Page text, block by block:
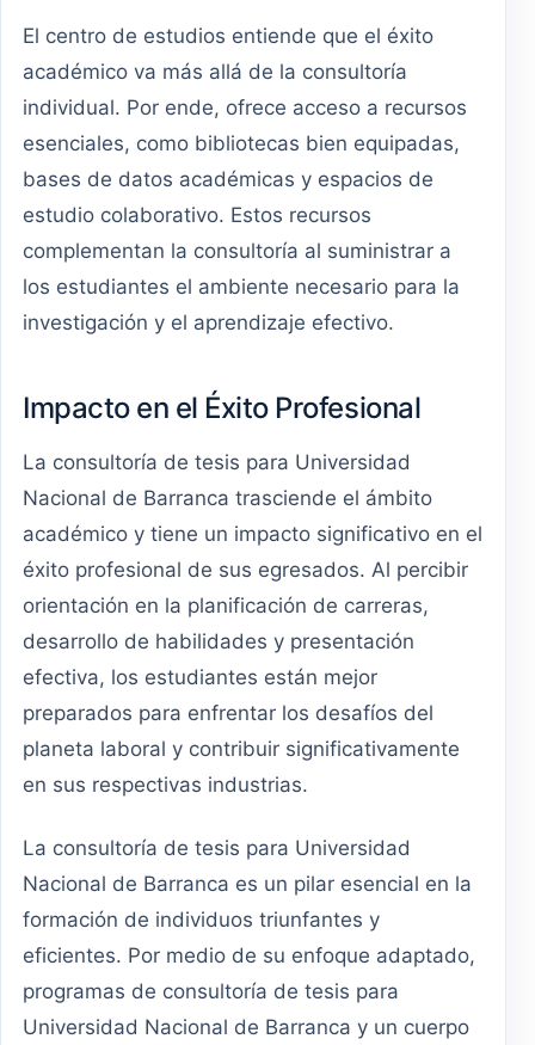
El centro de estudios entiende que el éxito
académico va más allá de la consultoría
individual. Por ende, ofrece acceso a recursos
esenciales, como bibliotecas bien equipadas,
bases de datos académicas y espacios de
estudio colaborativo. Estos recursos
complementan la consultoría al suministrar a
los estudiantes el ambiente necesario para la
investigación y el aprendizaje efectivo.
Impacto en el Éxito Profesional
La consultoría de tesis para Universidad
Nacional de Barranca trasciende el ámbito
académico y tiene un impacto significativo en el
éxito profesional de sus egresados. Al percibir
orientación en la planificación de carreras,
desarrollo de habilidades y presentación
efectiva, los estudiantes están mejor
preparados para enfrentar los desafíos del
planeta laboral y contribuir significativamente
en sus respectivas industrias.
La consultoría de tesis para Universidad
Nacional de Barranca es un pilar esencial en la
formación de individuos triunfantes y
eficientes. Por medio de su enfoque adaptado,
programas de consultoría de tesis para
Universidad Nacional de Barranca y un cuerpo